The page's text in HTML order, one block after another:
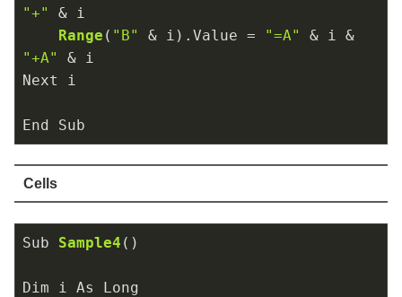
"+"
&
i
Range ( "B" & i) .Value = "=A"
"+A"
& i
Next i
End Sub
Cells
Sub Sample4 ()
Dim i As Long